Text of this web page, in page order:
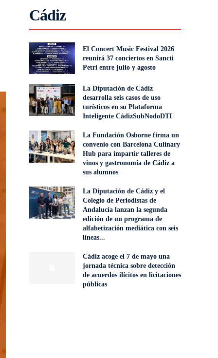
Cádiz
El Concert Music Festival 2026
reunirá 37 conciertos en Sancti
Petri entre julio y agosto
La Diputación de Cádiz
desarrolla seis casos de uso
turísticos en su Plataforma
Inteligente CádizSubNodoDTI
La Fundación Osborne firma un
convenio con Barcelona Culinary
Hub para impartir talleres de
vinos y gastronomía de Cádiz a
sus alumnos
La Diputación de Cádiz y el
Colegio de Periodistas de
Andalucía lanzan la segunda
edición de un programa de
alfabetización mediática con seis
líneas...
Cádiz acoge el 7 de mayo una
jornada técnica sobre detección
de acuerdos ilícitos en licitaciones
públicas